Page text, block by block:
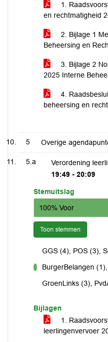
1.
en rechtmatigheid
2. Bijlage 1
Beheersing en
3. Bijlage 2
2025 Interne
4.
beheersing en
5 Overige
5.a
Verordening
19:49 - 20:09
Stemuitslag
100% Voor
Toon stemmen
GGS (4), POS (3),
BurgerBelangen
GroenLinks (3),
Bijlagen
1.
leerlingenvervoer